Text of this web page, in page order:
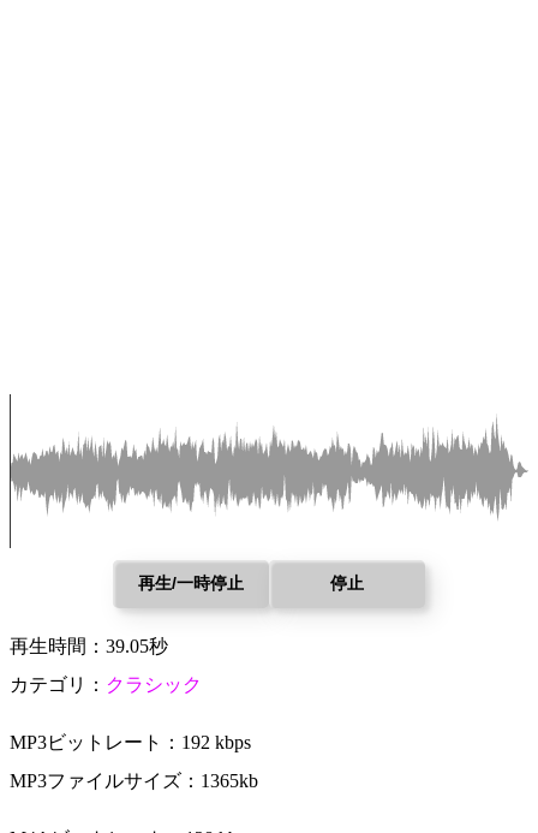
再生/一時停止 停止
再生時間：39.05秒
カテゴリ： クラシック
MP3ビットレート：192 kbps
MP3ファイルサイズ：1365kb